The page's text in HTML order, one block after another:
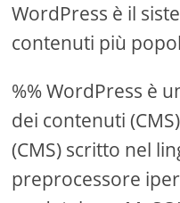
WordPress è il
contenuti più
%% WordPress è
dei contenuti
(CMS) scritto nel
preprocessore